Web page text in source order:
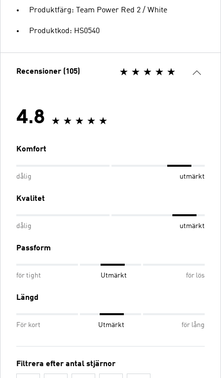
Produktfärg: Team Power Red 2 / White
Produktkod: HS0540
Recensioner (105)
4.8
Komfort
dålig utmärkt
Kvalitet
dålig utmärkt
Passform
för tight Utmärkt för lös
Längd
För kort Utmärkt för lång
Filtrera efter antal stjärnor